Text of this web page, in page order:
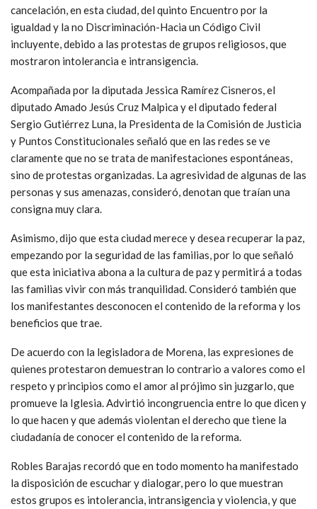
cancelación, en esta ciudad, del quinto Encuentro por la
igualdad y la no Discriminación-Hacia un Código Civil
incluyente, debido a las protestas de grupos religiosos, que
mostraron intolerancia e intransigencia.
Acompañada por la diputada Jessica Ramírez Cisneros, el
diputado Amado Jesús Cruz Malpica y el diputado federal
Sergio Gutiérrez Luna, la Presidenta de la Comisión de Justicia
y Puntos Constitucionales señaló que en las redes se ve
claramente que no se trata de manifestaciones espontáneas,
sino de protestas organizadas. La agresividad de algunas de las
personas y sus amenazas, consideró, denotan que traían una
consigna muy clara.
Asimismo, dijo que esta ciudad merece y desea recuperar la paz,
empezando por la seguridad de las familias, por lo que señaló
que esta iniciativa abona a la cultura de paz y permitirá a todas
las familias vivir con más tranquilidad. Consideró también que
los manifestantes desconocen el contenido de la reforma y los
beneficios que trae.
De acuerdo con la legisladora de Morena, las expresiones de
quienes protestaron demuestran lo contrario a valores como el
respeto y principios como el amor al prójimo sin juzgarlo, que
promueve la Iglesia. Advirtió incongruencia entre lo que dicen y
lo que hacen y que además violentan el derecho que tiene la
ciudadanía de conocer el contenido de la reforma.
Robles Barajas recordó que en todo momento ha manifestado
la disposición de escuchar y dialogar, pero lo que muestran
estos grupos es intolerancia, intransigencia y violencia, y que